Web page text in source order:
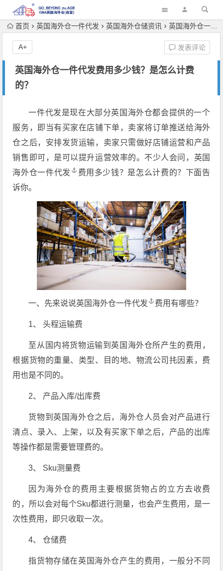
首页 英国海外仓一件代发 英国海外仓储资讯 英国海外仓一件代发费用多少钱？是怎么计费的？
英国海外仓一件代发费用多少钱？是怎么计费
的？
发表评论
A+
一件代发是现在大部分英国海外仓都会提供的一个
服务，即当有买家在店铺下单，卖家将订单推送给海外
仓之后，安排发货运输，卖家只需做好店铺运营和产品
销售即可，是可以提升运营效率的。不少人会问， 英国
海外仓一件代发
费用多少钱？是怎么计费的？下面告
诉你。
一、先来说说英国海外仓一件代发 费用有哪些？
1、 头程运输费
至从国内将货物运输到英国海外仓所产生的费用，
根据货物的重量、类型、目的地、物流公司扥因素，费
用也是不同的。
2、 产品入库/出库费
货物到英国海外仓之后，海外仓人员会对产品进行
清点、录入、上架，以及有买家下单之后，产品的出库
等操作都是需要管理费的。
3、 Sku测量费
因为海外仓的费用主要根据货物占的立方去收费
的，所以会对每个Sku都进行测量，也会产生费用，是一
次性费用，即只收取一次。
4、 仓储费
指货物存储在英国海外仓产生的费用，一般分不同